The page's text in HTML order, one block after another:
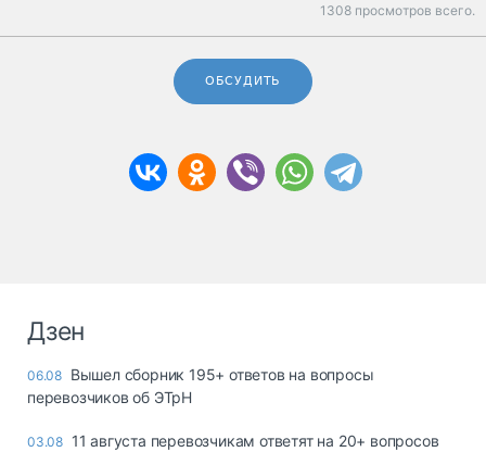
1308 просмотров всего.
ОБСУДИТЬ
Дзен
06.08 Вышел сборник 195+ ответов на вопросы
перевозчиков об ЭТрН
03.08 11 августа перевозчикам ответят на 20+ вопросов